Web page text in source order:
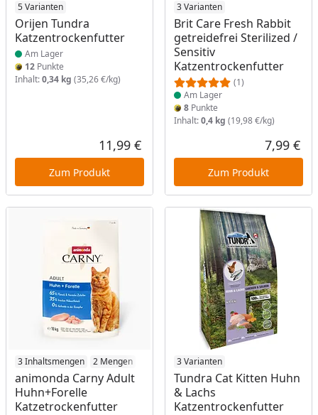
5 Varianten
Orijen Tundra
Katzentrockenfutter
Produkt am Lager
Am Lager
12 Punkte
Inhalt:0,34 kg (35,26 €/kg)
Aktueller Preis
11,99 €
Zum Produkt
3 Varianten
Brit Care Fresh Rabbit
getreidefrei Sterilized /
Sensitiv
Katzentrockenfutter
(1)
Produkt am Lager
Am Lager
8Punkte
Inhalt:0,4 kg (19,98 €/kg)
7,99 €
Zum Produkt
3 Inhaltsmengen 2 Mengen
animonda Carny Adult
Huhn+Forelle
Katzetrockenfutter
Produkt am Lager 3 Varianten
Tundra Cat Kitten Huhn
& Lachs
Katzentrockenfutter
Produkt am Lager